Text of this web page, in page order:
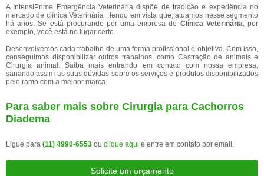
A IntensiPrime Emergência Veterinária dispõe de tradição e experiência no
mercado de clínica Veterinária , tendo em vista que, atuamos nesse segmento
há anos. Se está procurando por uma empresa de Clínica Veterinária, por
exemplo, você está no lugar certo.
Desenvolvemos cada trabalho de uma forma profissional e objetiva. Com isso,
conseguimos disponibilizar outros trabalhos, como Castração de animais e
Cirurgia animal. Saiba mais entrando em contato com nossa empresa,
sanando assim as suas dúvidas sobre os serviços e produtos disponibilizados
pelo ramo com a melhor marca.
Para saber mais sobre Cirurgia para Cachorros
Diadema
Ligue para (11) 4990-6553 ou clique aqui e entre em contato por email.
Solicite um orçamento